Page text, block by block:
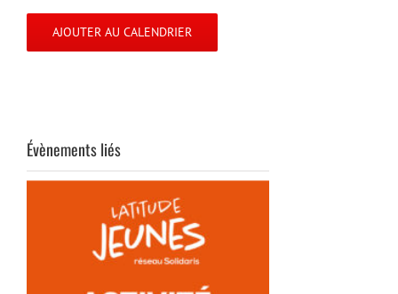
AJOUTER AU CALENDRIER
Évènements liés